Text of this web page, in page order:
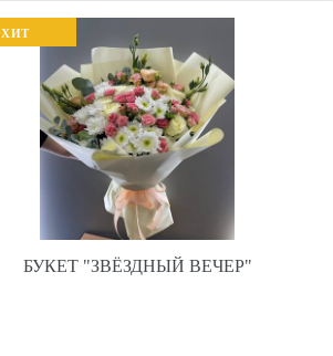
ХИТ
БУКЕТ "ЗВЁЗДНЫЙ ВЕЧЕР"